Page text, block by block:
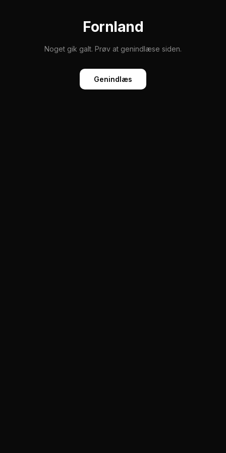
Fornland
Noget gik galt. Prøv at genindlæse siden.
Genindlæs